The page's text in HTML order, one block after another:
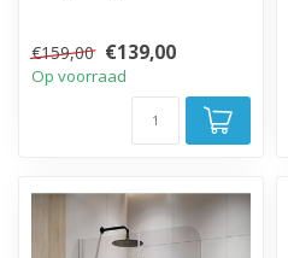
€159,00 €139,00
Op voorraad